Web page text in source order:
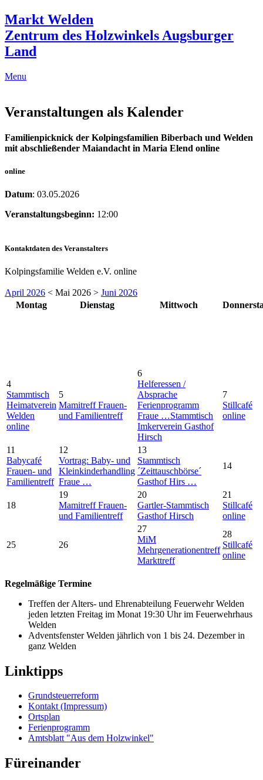
Markt Welden
Zentrum des Holzwinkels Augsburger
Land
Menu
Veranstaltungen als Kalender
Familienpicknick der Kolpingsfamilien Biberbach und Welden
mit abschließender Maiandacht in Maria Elend online
online
Datum: 03.05.2026
Veranstaltungsbeginn: 12:00
Kontaktdaten des Veranstalters
Kolpingsfamilie Welden e.V. online
April 2026 < Mai 2026 > Juni 2026
Montag
Dienstag Mittwoch
4
Stammtisch
Heimatverein
Welden
online
5
Mamitreff Frauen-
und Familientreff
6
Helferessen /
Absprache
Ferienprogramm
Fraue …Stammtisch
Imkerverein Gasthof
Hirsch
7
Stillcafé
online
11
Babycafé
Frauen- und
Familientreff
12
Vortrag: Baby- und
Kleinkinderhandling
Fraue …
13
Stammtisch
´Zeittauschbörse´
Gasthof Hirs …
14
18
19
Mamitreff Frauen-
und Familientreff
20
Gartler-Stammtisch
Gasthof Hirsch
21
Stillcafé
online
25 26
27
MiM
Mehrgenerationentreff
Markttreff
28
Stillcafé
online
Regelmäßige Termine
Treffen der Alters- und Ehrenabteilung Feuerwehr Welden
jeden letzten Freitag im Monat 19:30 Uhr im Feuerwehrhaus
Welden
Adventsfenster Welden jährlich von 1 bis 24. Dezember in
ganz Welden
Linktipps
Grundsteuerreform
Kontakt (Impressum)
Ortsplan
Ferienprogramm
Amtsblatt "Aus dem Holzwinkel"
Füreinander